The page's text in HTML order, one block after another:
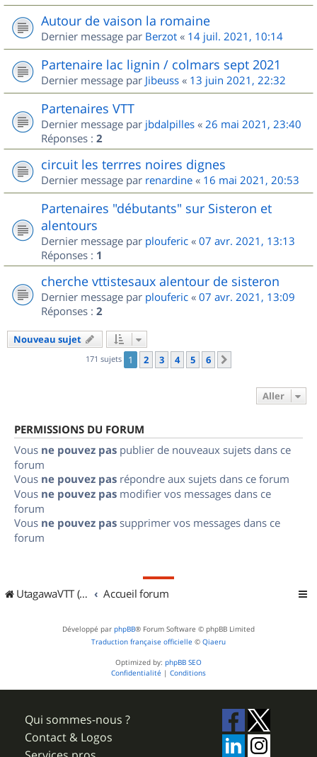
Autour de vaison la romaine
Dernier message par Berzot « 14 juil. 2021, 10:14
Partenaire lac lignin / colmars sept 2021
Dernier message par Jibeuss « 13 juin 2021, 22:32
Partenaires VTT
Dernier message par jbdalpilles « 26 mai 2021, 23:40
Réponses : 2
circuit les terrres noires dignes
Dernier message par renardine « 16 mai 2021, 20:53
Partenaires "débutants" sur Sisteron et
alentours
Dernier message par plouferic « 07 avr. 2021, 13:13
Réponses : 1
cherche vttistesaux alentour de sisteron
Dernier message par plouferic « 07 avr. 2021, 13:09
Réponses : 2
Nouveau sujet
171 sujets 1 2 3 4 5 6
Aller
PERMISSIONS DU FORUM
Vous ne pouvez pas publier de nouveaux sujets dans ce
forum
Vous ne pouvez pas répondre aux sujets dans ce forum
Vous ne pouvez pas modifier vos messages dans ce
forum
Vous ne pouvez pas supprimer vos messages dans ce
forum
UtagawaVTT (Randos VTT et VTTAE avec traces GPS) Accueil forum
Développé par phpBB® Forum Software © phpBB Limited
Traduction française officielle © Qiaeru
Optimized by: phpBB SEO
Confidentialité | Conditions
Qui sommes-nous ?
Contact & Logos